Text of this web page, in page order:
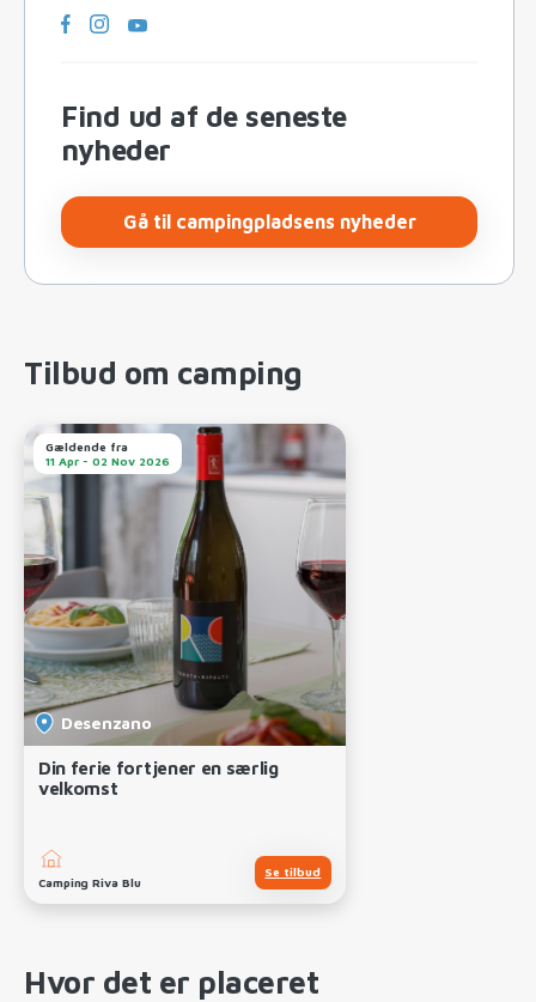
Find ud af de seneste
nyheder
Gå til campingpladsens nyheder
Tilbud om camping
Gældende fra
11 Apr - 02 Nov 2026
Desenzano
Din ferie fortjener en særlig
velkomst
Camping Riva Blu
Se tilbud
Hvor det er placeret